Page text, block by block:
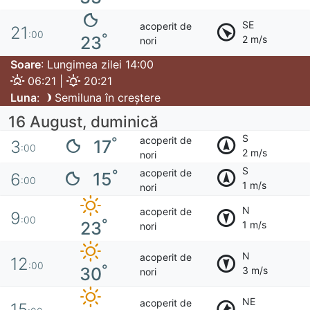
21 :00 23°
acoperit de
nori
SE
2 m/s
Soare: Lungimea zilei 14:00
06:21 |
20:21
Luna: Semiluna în creștere
16 August, duminică
3:00 17°
acoperit de
nori
S
2 m/s
6:00 15°
acoperit de
nori
S
1 m/s
9:00 23°
acoperit de
nori
N
1 m/s
12:00 30°
acoperit de
nori
N
3 m/s
acoperit de
NE